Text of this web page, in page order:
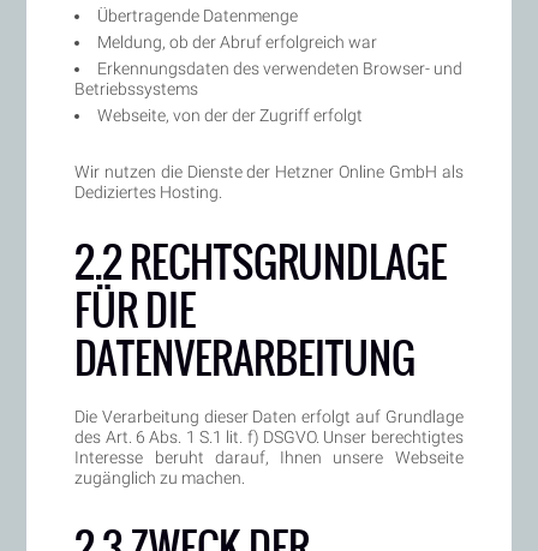
Übertragende Datenmenge
Meldung, ob der Abruf erfolgreich war
Erkennungsdaten des verwendeten Browser- und
Betriebssystems
Webseite, von der der Zugriff erfolgt
Wir nutzen die Dienste der Hetzner Online GmbH als
Dediziertes Hosting.
2.2 RECHTSGRUNDLAGE
FÜR DIE
DATENVERARBEITUNG
Die Verarbeitung dieser Daten erfolgt auf Grundlage
des Art. 6 Abs. 1 S.1 lit. f) DSGVO. Unser berechtigtes
Interesse beruht darauf, Ihnen unsere Webseite
zugänglich zu machen.